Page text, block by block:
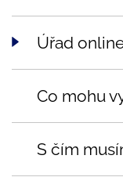
Úřad
Co mohu
S čím